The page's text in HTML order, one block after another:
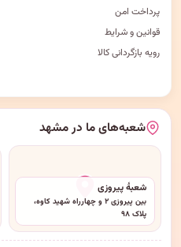
پرداخت امن
قوانین و شرایط
رویه بازگردانی کالا
شعبه‌های ما در مشهد
شعبهٔ پیروزی
بین پیروزی ۲ و چهارراه شهید کاوه،
پلاک ۹۸